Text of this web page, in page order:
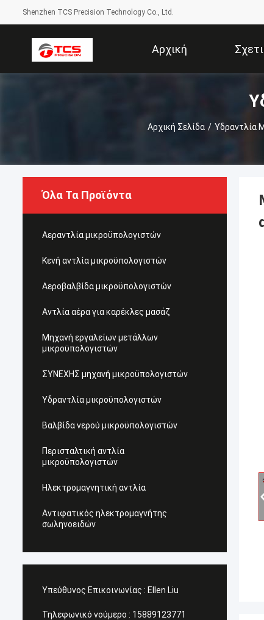
Shenzhen TCS Precision Technology Co., Ltd.
Αρχική
Αρχική Σελίδα / Υδραντλία
Όλα Τα Προϊόντα
Αεραντλία μικροϋπολογιστών
Κενή αντλία μικροϋπολογιστών
Αεροβαλβίδα μικροϋπολογιστών
Αντλία αέρα για καρέκλες μασάζ
Μηχανή εργαλείων μετάλλων
μικροϋπολογιστών
ΣΥΝΕΧΗΣ μηχανή μικροϋπολογιστών
Υδραντλία μικροϋπολογιστών
Βαλβίδα νερού μικροϋπολογιστών
Περισταλτική αντλία
μικροϋπολογιστών
Ηλεκτρομαγνητική αντλία
Αντιφατικός ηλεκτρομαγνήτης
σωληνοειδών
Υπεύθυνος Επικοινωνίας : Ellen Liu
Τηλεφωνικό νούμερο : 15889123771